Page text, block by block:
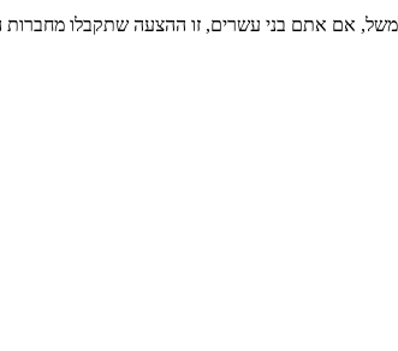
אם אתם בני עשרים, זו ההצעה שתקבלו מחברות